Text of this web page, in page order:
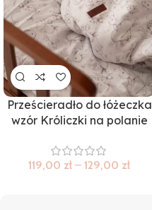
Prześcieradło do łóżeczka
wzór Króliczki na polanie
119,00 zł – 129,00 zł